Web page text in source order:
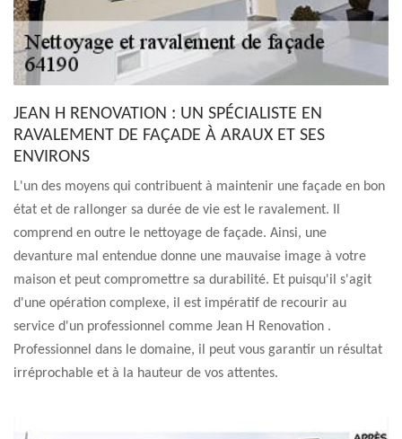
JEAN H RENOVATION : UN SPÉCIALISTE EN
RAVALEMENT DE FAÇADE À ARAUX ET SES
ENVIRONS
L'un des moyens qui contribuent à maintenir une façade en bon
état et de rallonger sa durée de vie est le ravalement. Il
comprend en outre le nettoyage de façade. Ainsi, une
devanture mal entendue donne une mauvaise image à votre
maison et peut compromettre sa durabilité. Et puisqu'il s'agit
d'une opération complexe, il est impératif de recourir au
service d'un professionnel comme Jean H Renovation .
Professionnel dans le domaine, il peut vous garantir un résultat
irréprochable et à la hauteur de vos attentes.